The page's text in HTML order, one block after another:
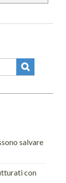
salvare
con